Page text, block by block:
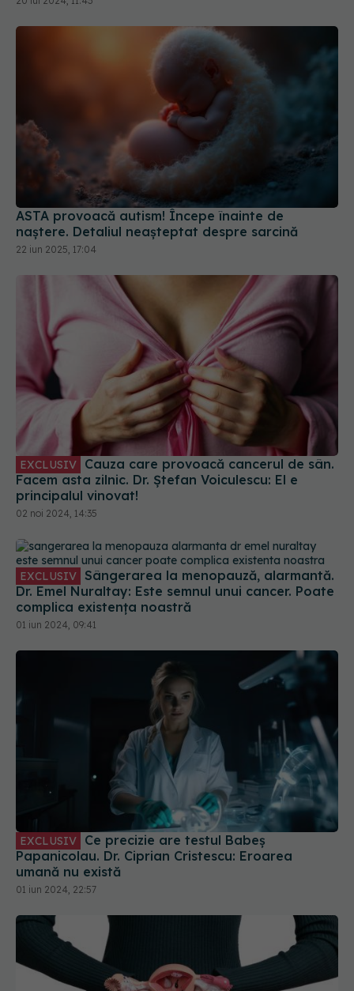
ASTA provoacă autism! Începe înainte de
naștere. Detaliul neașteptat despre sarcină
22 iun 2025, 17:04
EXCLUSIV
Facem asta zilnic. Dr. Ștefan Voiculescu: El e
principalul vinovat!
02 noi 2024, 14:35
EXCLUSIV Sângerarea la menopauză, alarmantă.
Dr. Emel Nuraltay: Este semnul unui cancer. Poate
complica existența noastră
01 iun 2024, 09:41
Papanicolau. Dr. Ciprian Cristescu: Eroarea
umană nu există
01 iun 2024, 22:57